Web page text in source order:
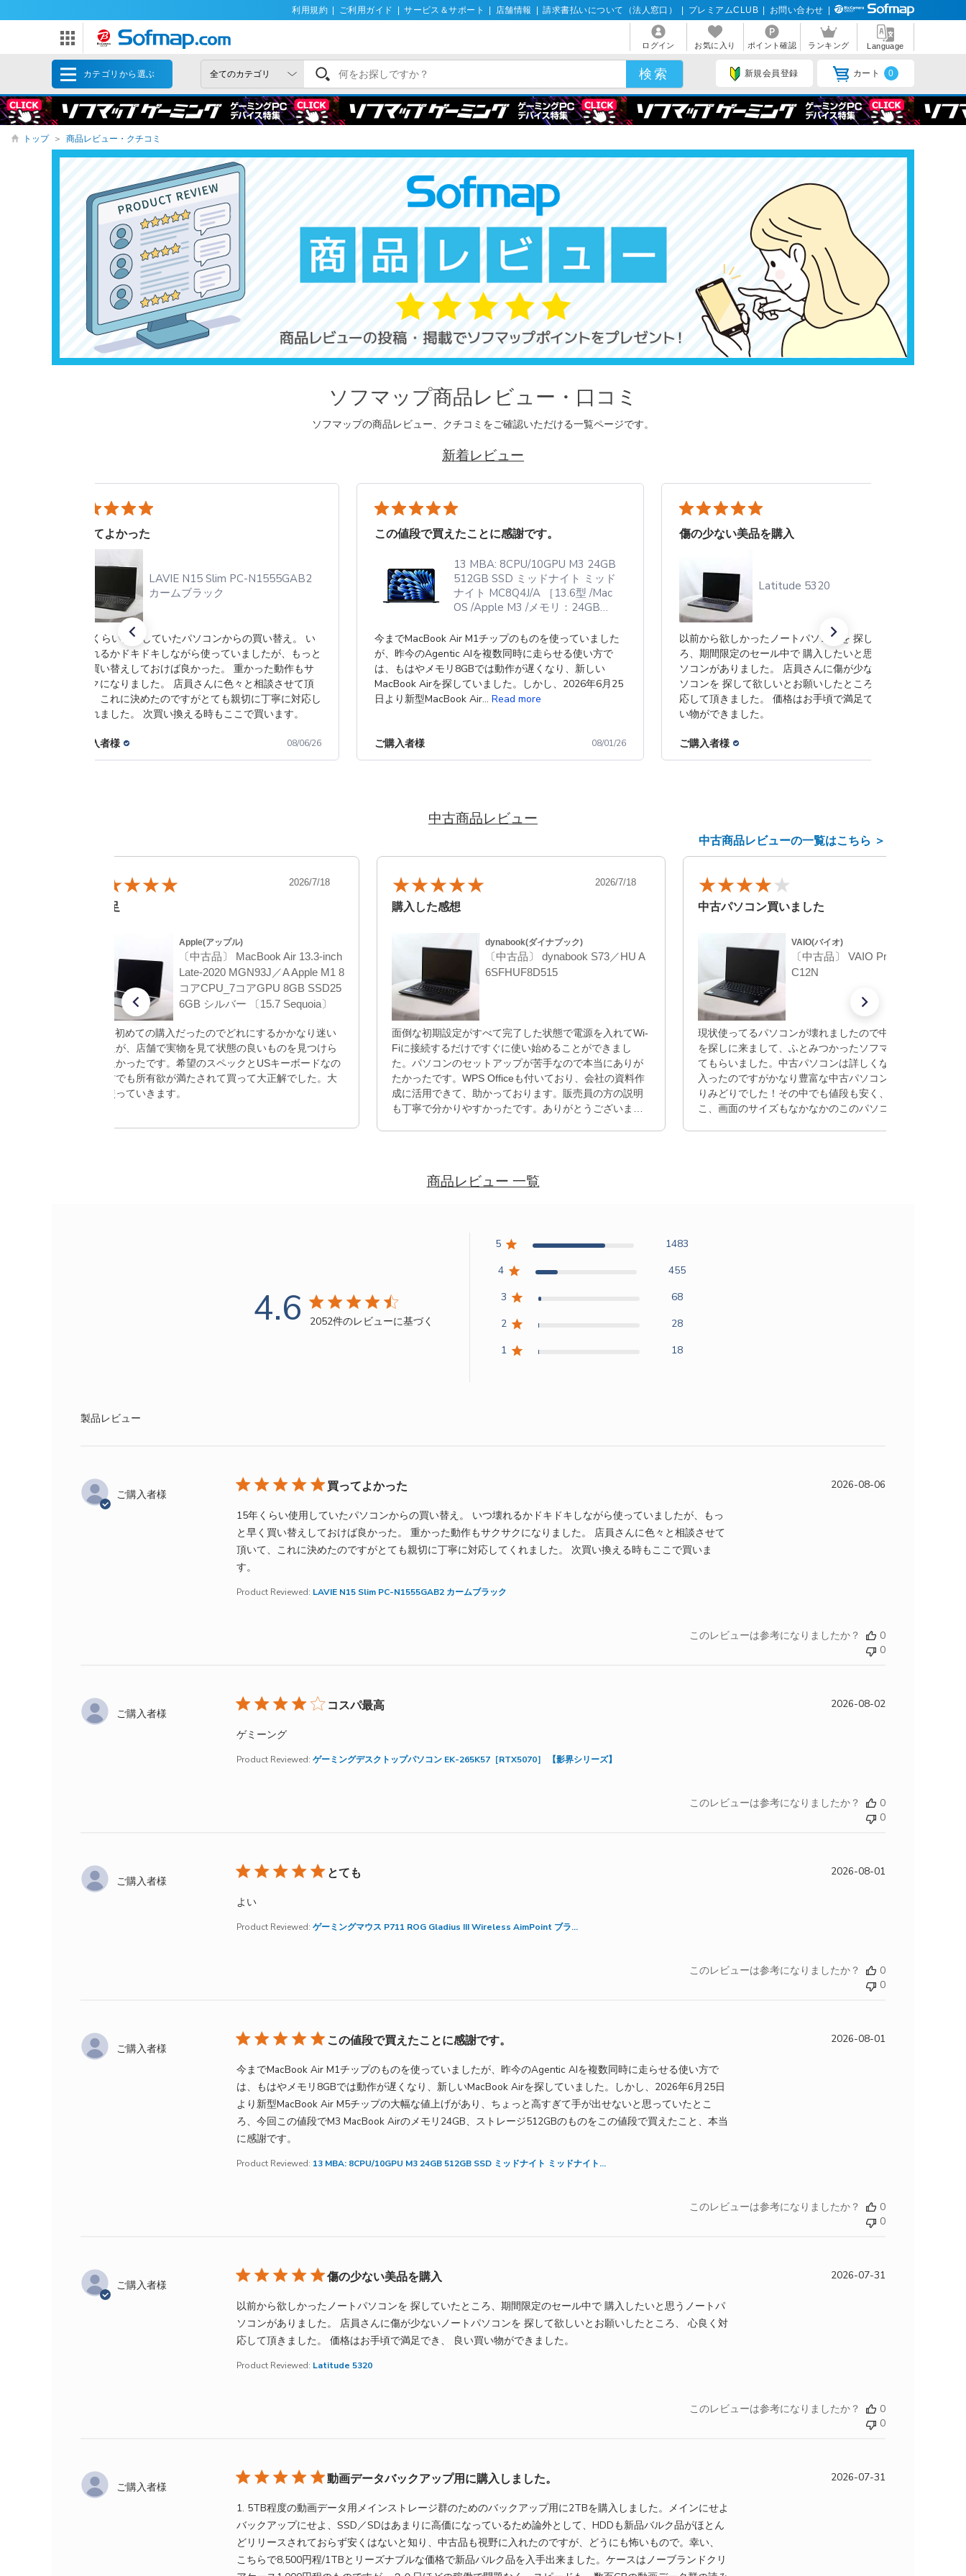
利用規約 ご利用ガイド サービス＆サポート 店舗情報 請求書払いについて（法人窓口） プレミアムCLUB お問い合わせ
ログイン お気に入り ポイント確認 ランキング Language
カテゴリから選ぶ 新規会員登録 カート 0
トップ ＞ 商品レビュー・クチコミ
ソフマップ商品レビュー・口コミ
ソフマップの商品レビュー、クチコミをご確認いただける一覧ページです。
新着レビュー
ご購入者様 08/06/26
買ってよかった
15年くらい使用していたパソコンからの買い替え。 い
つ壊れるかドキドキしながら使っていましたが、もっと
早く買い替えしておけば良かった。 重かった動作もサ
クサクになりました。 店員さんに色々と相談させて頂
いて、これに決めたのですがとても親切に丁寧に対応し
てくれました。 次買い換える時もここで買います。
LAVIE N15 Slim PC-N1555GAB2
カームブラック
ご購入者様 08/01/26
この値段で買えたことに感謝です。
今までMacBook Air M1チップのものを使っていました
が、昨今のAgentic AIを複数同時に走らせる使い方で
は、もはやメモリ8GBでは動作が遅くなり、新しい
MacBook Airを探していました。しかし、2026年6月25
日より新型MacBook Air... Read more
13 MBA: 8CPU/10GPU M3 24GB
512GB SSD ミッドナイト ミッド
ナイト MC8Q4J/A ［13.6型 /Mac
OS /Apple M3 /メモリ：24GB
ド /2024年3月］ 【sof001】
ご購入者様
傷の少ない美品を購入
以前から欲しかったノートパソコンを 探していたとこ
ろ、期間限定のセール中で 購入したいと思うノートパ
ソコンがありました。 店員さんに傷が少ないノートパ
ソコンを 探して欲しいとお願いしたところ、 心良く対
応して頂きました。 価格はお手頃で満足でき、 良い買
い物ができました。
Latitude 5320
中古商品レビュー
中古商品レビューの一覧はこちら ＞
2026/7/18
大満足
Apple(アップル)
〔中古品〕 MacBook Air 13.3-inch
Late-2020 MGN93J／A Apple M1 8
コアCPU_7コアGPU 8GB SSD25
6GB シルバー 〔15.7 Sequoia〕
Macは初めての購入だったのでどれにするかかなり迷い
ましたが、店舗で実物を見て状態の良いものを見つけら
れて良かったです。希望のスペックとUSキーボードなの
で中古でも所有欲が満たされて買って大正解でした。大
切に使っていきます。
2026/7/18
購入した感想
dynabook(ダイナブック)
〔中古品〕 dynabook S73／HU A
6SFHUF8D515
面倒な初期設定がすべて完了した状態で電源を入れてWi-
Fiに接続するだけですぐに使い始めることができまし
た。パソコンのセットアップが苦手なので本当にありが
たかったです。WPS Officeも付いており、会社の資料作
成に活用できて、助かっております。販売員の方の説明
も丁寧で分かりやすかったです。ありがとうございまし
中古パソコン買いました
VAIO(バイオ)
〔中古品〕 VAIO Pro PK VJPK13
C12N
現状使ってるパソコンが壊れましたので中古のパソコン
を探しに来まして、ふとみつかったソフマップによらし
てもらいました。中古パソコンは詳しくなく、ふらっと
入ったのですがかなり豊富な中古パソコンの数でよりど
りみどりでした！その中でも値段も安く、性能もそこそ
こ、画面のサイズもなかなかのこのパソコンに出会い購
商品レビュー 一覧
4.6 4.6つ星の評価
2052件のレビューに基づく
5
1483
4
455
3
68
2
28
1
18
製品レビュー
ご購入者様 買ってよかった
15年くらい使用していたパソコンからの買い替え。 いつ壊れるかドキドキしながら使っていましたが、もっ
と早く買い替えしておけば良かった。 重かった動作もサクサクになりました。 店員さんに色々と相談させて
頂いて、これに決めたのですがとても親切に丁寧に対応してくれました。 次買い換える時もここで買いま
す。
Product Reviewed: LAVIE N15 Slim PC-N1555GAB2 カームブラック
2026-08-06
このレビューは参考になりましたか？
0
0
ご購入者様 コスパ最高
ゲミーングread more about review content
Product Reviewed: ゲーミングデスクトップパソコン EK-265K57［RTX5070］ 【影界シリーズ】
2026-08-02
このレビューは参考になりましたか？
0
0
ご購入者様 とても
よいread more about review content
Product Reviewed: ゲーミングマウス P711 ROG Gladius III Wireless AimPoint ブラ...
2026-08-01
このレビューは参考になりましたか？
0
0
ご購入者様 この値段で買えたことに感謝です。
今までMacBook Air M1チップのものを使っていましたが、昨今のAgentic AIを複数同時に走らせる使い方で
は、もはやメモリ8GBでは動作が遅くなり、新しいMacBook Airを探していました。しかし、2026年6月25日
より新型MacBook Air M5チップの大幅な値上げがあり、ちょっと高すぎて手が出せないと思っていたとこ
ろ、今回この値段でM3 MacBook Airのメモリ24GB、ストレージ512GBのものをこの値段で買えたこと、本当
に感謝です。
Product Reviewed: 13 MBA: 8CPU/10GPU M3 24GB 512GB SSD ミッドナイト ミッドナイト...
2026-08-01
このレビューは参考になりましたか？
0
0
ご購入者様 傷の少ない美品を購入
以前から欲しかったノートパソコンを 探していたところ、期間限定のセール中で 購入したいと思うノートパ
ソコンがありました。 店員さんに傷が少ないノートパソコンを 探して欲しいとお願いしたところ、 心良く対
応して頂きました。 価格はお手頃で満足でき、 良い買い物ができました。
Product Reviewed: Latitude 5320
2026-07-31
このレビューは参考になりましたか？
0
0
ご購入者様 動画データバックアップ用に購入しました。
1. 5TB程度の動画データ用メインストレージ群のためのバックアップ用に2TBを購入しました。メインにせよ
バックアップにせよ、SSD／SDはあまりに高価になっているため論外として、HDDも新品バルク品がほとん
どリリースされておらず安くはないと知り、中古品も視野に入れたのですが、どうにも怖いもので。幸い、
こちらで8,500円程/1TBとリーズナブルな価格で新品バルク品を入手出来ました。ケースはノーブランドクリ
2026-07-31